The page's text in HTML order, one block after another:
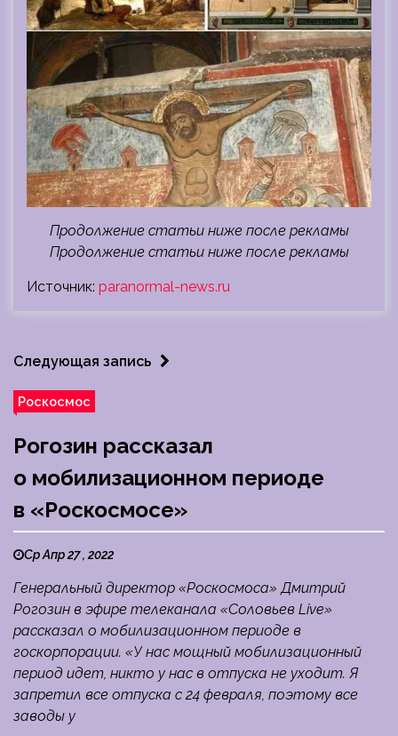
Продолжение статьи ниже после рекламы
Продолжение статьи ниже после рекламы
Источник: paranormal-news.ru
Следующая запись
Роскосмос
Рогозин рассказал
о мобилизационном периоде
в «Роскосмосе»
Ср Апр 27 , 2022
Генеральный директор «Роскосмоса» Дмитрий
Рогозин в эфире телеканала «Соловьев Live»
рассказал о мобилизационном периоде в
госкорпорации. «У нас мощный мобилизационный
период идет, никто у нас в отпуска не уходит. Я
запретил все отпуска с 24 февраля, поэтому все
заводы у